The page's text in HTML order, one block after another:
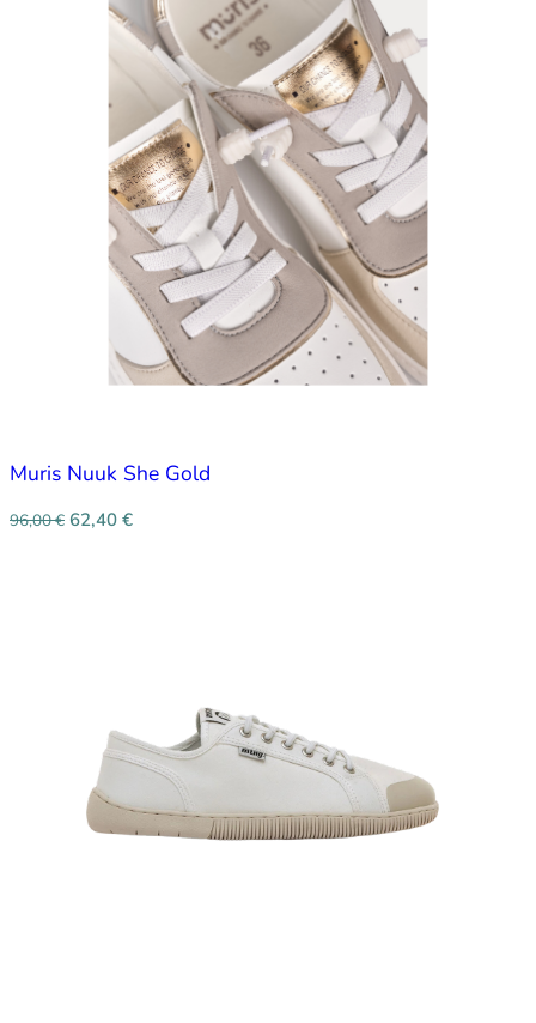
Muris Nuuk She Gold
96,00€ 62,40 €